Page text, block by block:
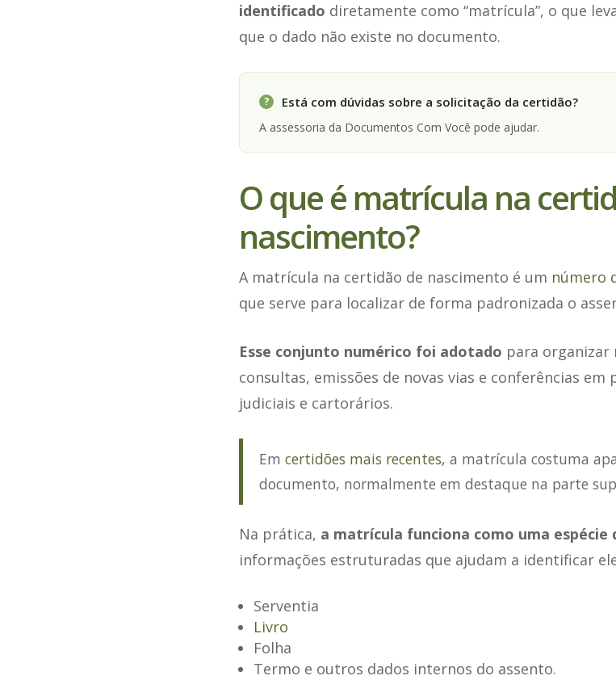
identificado diretamente como “matrícula”, o que
que o dado não existe no documento.
? Está com dúvidas sobre a solicitação da certidão?
A assessoria da Documentos Com Você pode ajudar.
O que é matrícula na
nascimento?
A matrícula na certidão de nascimento é um número
que serve para localizar de forma padronizada o
Esse conjunto numérico foi adotado para
consultas, emissões de novas vias e conferências
judiciais e cartorários.
Em certidões mais recentes, a matrícula costuma
documento, normalmente em destaque na parte
Na prática, a matrícula funciona como uma
informações estruturadas que ajudam a identificar
Serventia
Livro
Folha
Termo e outros dados internos do assento.